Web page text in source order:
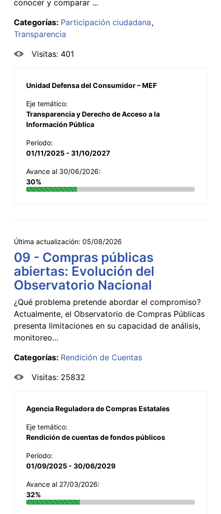
conocer y comparar ...
Categorías: Participación ciudadana
Transparencia
Visitas: 401
Unidad Defensa del Consumidor – MEF
Eje temático:
Transparencia y Derecho de Acceso a la
Información Pública
Período:
01/11/2025 - 31/10/2027
Avance al 30/06/2026:
30%
Última actualización: 05/08/2026
09 - Compras públicas
abiertas: Evolución del
Observatorio Nacional
¿Qué problema pretende abordar el compromiso?
Actualmente, el Observatorio de Compras Públicas
presenta limitaciones en su capacidad de análisis,
monitoreo...
Categorías: Rendición de Cuentas
Visitas: 25832
Agencia Reguladora de Compras Estatales
Eje temático:
Rendición de cuentas de fondos públicos
Período:
01/09/2025 - 30/06/2029
Avance al 27/03/2026:
32%